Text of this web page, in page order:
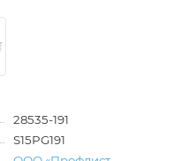
28535-191
S15PG191